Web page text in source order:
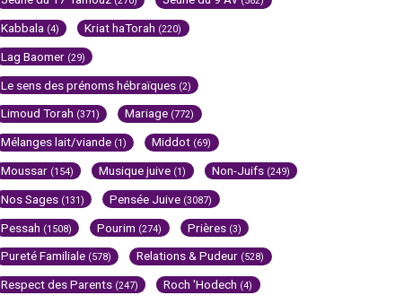
Kabbala (4) Kriat haTorah (220)
Lag Baomer (29)
Le sens des prénoms hébraïques (2)
Limoud Torah (371) Mariage (772)
Mélanges lait/viande (1) Middot (69)
Moussar (154) Musique juive (1) Non-Juifs (249)
Nos Sages (131) Pensée Juive (3087)
Pessah (1508) Pourim (274) Prières (3)
Pureté Familiale (578) Relations & Pudeur (528)
Respect des Parents (247) Roch 'Hodech (4)